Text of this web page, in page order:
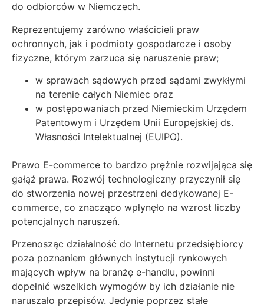
do odbiorców w Niemczech.
Reprezentujemy zarówno właścicieli praw
ochronnych, jak i podmioty gospodarcze i osoby
fizyczne, którym zarzuca się naruszenie praw;
w sprawach sądowych przed sądami zwykłymi
na terenie całych Niemiec oraz
w postępowaniach przed Niemieckim Urzędem
Patentowym i Urzędem Unii Europejskiej ds.
Własności Intelektualnej (EUIPO).
Prawo E-commerce to bardzo prężnie rozwijająca się
gałąź prawa. Rozwój technologiczny przyczynił się
do stworzenia nowej przestrzeni dedykowanej E-
commerce, co znacząco wpłynęło na wzrost liczby
potencjalnych naruszeń.
Przenosząc działalność do Internetu przedsiębiorcy
poza poznaniem głównych instytucji rynkowych
mających wpływ na branżę e-handlu, powinni
dopełnić wszelkich wymogów by ich działanie nie
naruszało przepisów. Jedynie poprzez stałe